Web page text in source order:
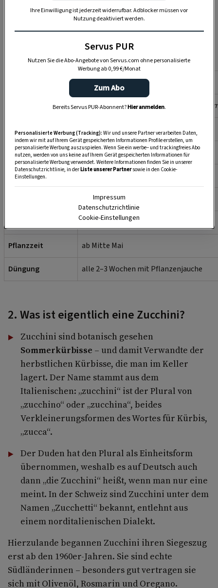
HIER MEHR ERFAHREN
Details
Botanischer Name Cucurbita peposubsp.pepo
Familie Cucurbitaceae (Kürbisgewächse)
Typ Sommerkürbis
Erster Erntetermin
10 bis 20 cm
1 Meter
Pflanzzeit ab Mitte Mai
Düngung alle 2–3 Wochen mit Pflanzenjauche
2. Was ist eigentlich eine Zucchini?
Zucchini sind botanisch gesehen
Sommerkürbisse – und damit Verwandte der
herbstlichen Kürbisse, die man im Keller
lagert. Der Name stammt aus dem
Italienischen: „zucchini“ ist der Plural von
„zucchino“ oder „zucchina“, beides
Verkleinerungsformen des Wortes für Kürbis,
„zucca“.
Der Duden hat den Plural als Einheitsform
übernommen, weshalb es auf Deutsch auch
dann „die Zucchini“ heißt, wenn man nur eine
meint. In der Schweiz sind Zucchini unter dem
Namen „Zucchetti“ bekannt, entlehnt aus
einem norditalienischen Dialekt.
Hierzulande begannen Zucchini ihren Siegeszug
erst ab den 1960er-Jahren. Sie sind echte
Südländerinnen – besonders gut vertragen sie
sich mit Olivenöl, Rosmarin und Oregano.
Ihre Einwilligung ist jederzeit widerrufbar. Adblocker müssen vor
Nutzung deaktiviert werden.
Servus PUR
Nutzen Sie die Abo-Angebote von Servus.com ohne personalisierte
Werbung ab 0,99 €/Monat
Zum Abo
Bereits Servus PUR-Abonnent?Hier anmelden.
Personalisierte Werbung (Tracking): Wir und unsere Partner verarbeiten Daten,
indem wir mit auf Ihrem Gerät gespeicherten Informationen Profile erstellen, um
personalisierte Werbung auszuspielen. Wenn Sie ein werbe– und trackingfreies Abo
nutzen, werden von uns keine auf Ihrem Gerät gespeicherten Informationen für
personalisierte Werbung verwendet. Weitere Informationen finden Sie in unserer
Datenschutzrichtlinie, in derListe unserer Partnersowie in den Cookie-
Einstellungen.
Impressum
Datenschutzrichtlinie
Cookie-Einstellungen